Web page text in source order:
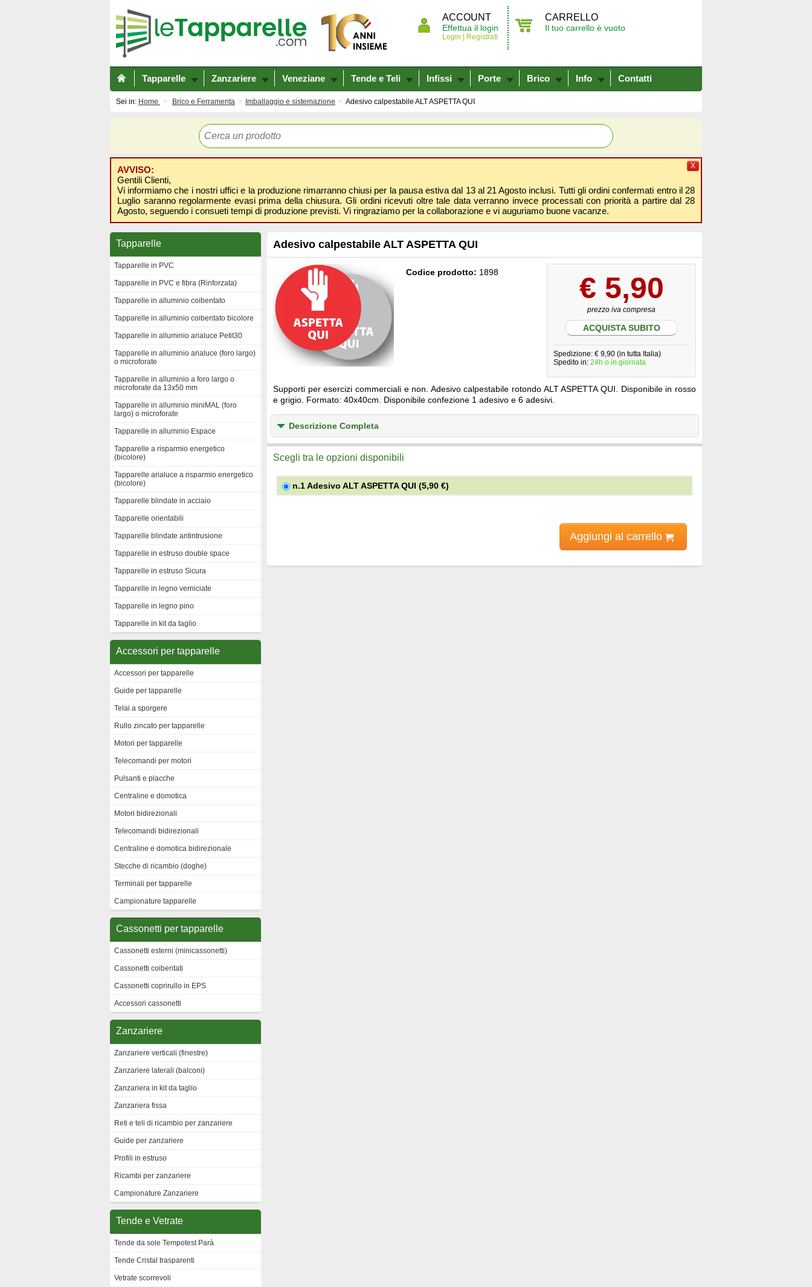
ACCOUNT
Effettua il login
Login | Registrati
CARRELLO
Il tuo carrello è vuoto
Tapparelle Zanzariere Veneziane Tende e Teli Infissi Porte Brico Info Contatti
Sei in: Home Brico e Ferramenta Imballaggio e sistemazione Adesivo calpestabile ALT ASPETTA QUI
AVVISO:
Gentili Clienti,
Vi informiamo che i nostri uffici e la produzione rimarranno chiusi per la pausa estiva dal 13 al 21 Agosto inclusi. Tutti gli ordini confermati entro il 28
Luglio saranno regolarmente evasi prima della chiusura. Gli ordini ricevuti oltre tale data verranno invece processati con priorità a partire dal 28
Agosto, seguendo i consueti tempi di produzione previsti. Vi ringraziamo per la collaborazione e vi auguriamo buone vacanze.
X
Tapparelle
Tapparelle in PVC
Tapparelle in PVC e fibra (Rinforzata)
Tapparelle in alluminio coibentato
Tapparelle in alluminio coibentato bicolore
Tapparelle in alluminio arialuce Petit30
Tapparelle in alluminio arialuce (foro largo)
o microforate
Tapparelle in alluminio a foro largo o
microforate da 13x50 mm
Tapparelle in alluminio miniMAL (foro
largo) o microforate
Tapparelle in alluminio Espace
Tapparelle a risparmio energetico
(bicolore)
Tapparelle arialuce a risparmio energetico
(bicolore)
Tapparelle blindate in acciaio
Tapparelle orientabili
Tapparelle blindate antintrusione
Tapparelle in estruso double space
Tapparelle in estruso Sicura
Tapparelle in legno verniciate
Tapparelle in legno pino
Tapparelle in kit da taglio
Accessori per tapparelle
Accessori per tapparelle
Guide per tapparelle
Telai a sporgere
Rullo zincato per tapparelle
Motori per tapparelle
Telecomandi per motori
Pulsanti e placche
Centraline e domotica
Motori bidirezionali
Telecomandi bidirezionali
Centraline e domotica bidirezionale
Stecche di ricambio (doghe)
Terminali per tapparelle
Campionature tapparelle
Cassonetti per tapparelle
Cassonetti esterni (minicassonetti)
Cassonetti coibentati
Cassonetti coprirullo in EPS
Accessori cassonetti
Zanzariere
Zanzariere verticali (finestre)
Zanzariere laterali (balconi)
Zanzariera in kit da taglio
Zanzariera fissa
Reti e teli di ricambio per zanzariere
Guide per zanzariere
Profili in estruso
Ricambi per zanzariere
Campionature Zanzariere
Tende e Vetrate
Tende da sole Tempotest Parà
Tende Cristal trasparenti
Vetrate scorrevoli
Adesivo calpestabile ALT ASPETTA QUI
Codice prodotto: 1898 € 5,90
prezzo iva compresa
ACQUISTA SUBITO
Spedizione: € 9,90 (in tutta Italia)
Spedito in: 24h o in giornata
Supporti per esercizi commerciali e non. Adesivo calpestabile rotondo ALT ASPETTA QUI. Disponibile in rosso
e grigio. Formato: 40x40cm. Disponibile confezione 1 adesivo e 6 adesivi.
Descrizione Completa
Scegli tra le opzioni disponibili
n.1 Adesivo ALT ASPETTA QUI (5,90 €)
Aggiungi al carrello